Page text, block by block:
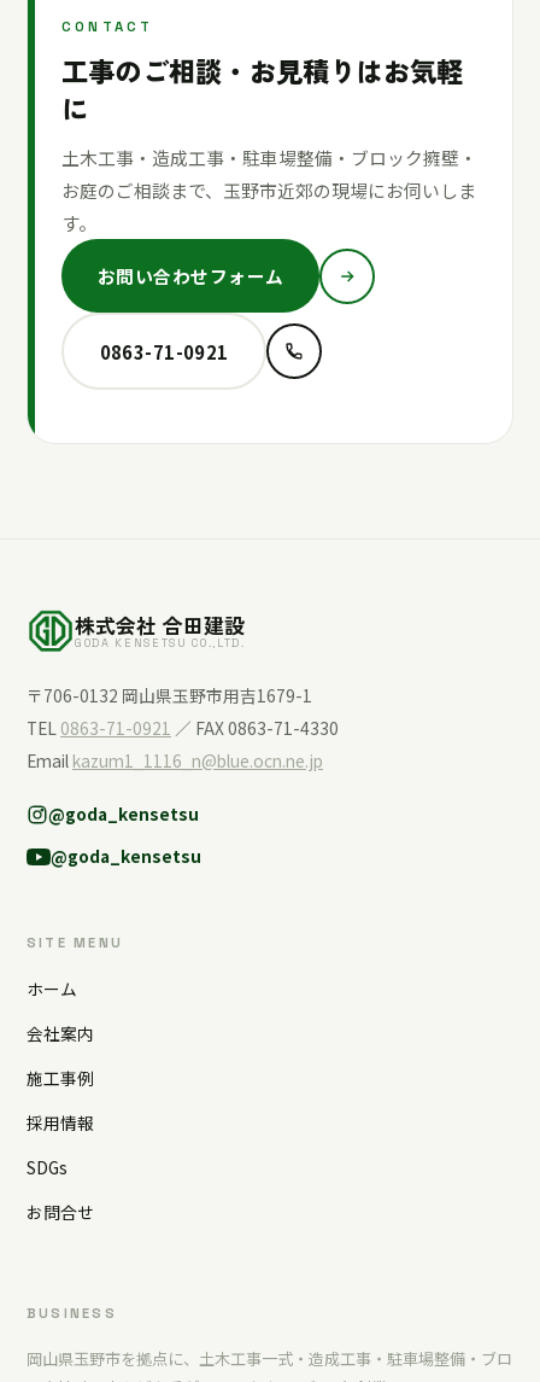
CONTACT
工事のご相談・お見積りはお気軽
に
土木工事・造成工事・駐車場整備・ブロック擁壁・
お庭のご相談まで、玉野市近郊の現場にお伺いしま
す。
お問い合わせフォーム
0863-71-0921
株式会社 合田建設
GODA KENSETSU CO.,LTD.
〒706-0132 岡山県玉野市用吉1679-1
TEL 0863-71-0921 ／ FAX 0863-71-4330
Email kazum1_1116_n@blue.ocn.ne.jp
@goda_kensetsu
@goda_kensetsu
SITE MENU
ホーム
会社案内
施工事例
採用情報
SDGs
お問合せ
BUSINESS
岡山県玉野市を拠点に、土木工事一式・造成工事・駐車場整備・ブロ